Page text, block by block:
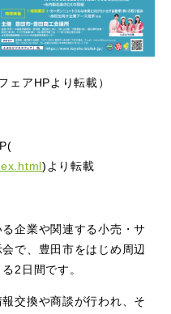
ェアHPより転載）
)より転載
企業や関連する小売・サ
で、豊田市をはじめ周辺
2日間です。
交換や商談が行われ、そ